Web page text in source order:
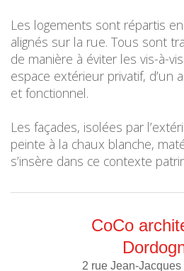
Les logements sont répartis
alignés sur la rue. Tous sont
de manière à éviter les vis-à-
espace extérieur privatif, d’un
et fonctionnel.
Les façades, isolées par
peinte à la chaux blanche,
s’insère dans ce contexte
CoCo
2 rue Jean-